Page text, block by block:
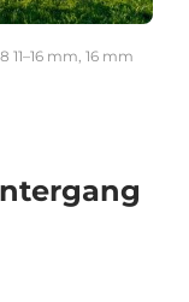
mm, 16 mm